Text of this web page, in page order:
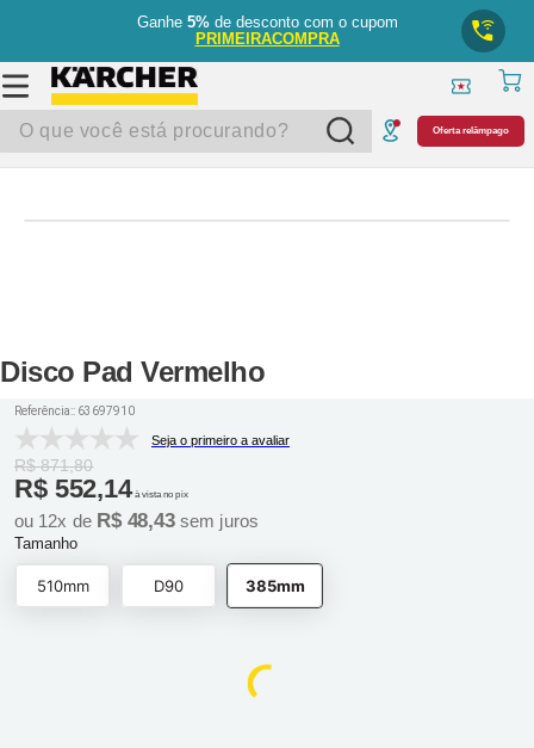
Ganhe 5%de desconto com o cupom
PRIMEIRACOMPRA
O que você está procurando? Oferta relâmpago
Disco Pad Vermelho
Referência:: 63697910
Seja o primeiro a avaliar
R$ 871,80
R$ 552,14à vista no pix
ou 12x de R$ 48,43 sem juros
Tamanho
510mm D90 385mm